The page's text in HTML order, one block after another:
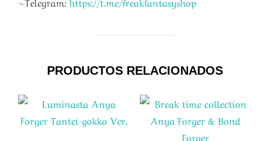
PRODUCTOS RELACIONADOS